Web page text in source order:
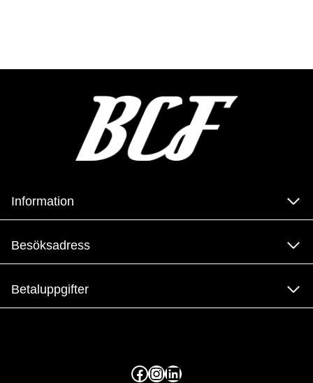
Information
Besöksadress
Betaluppgifter
Facebook
Instagram
LinkedIn